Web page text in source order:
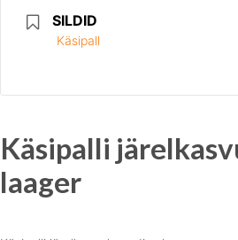
SILDID
Käsipall
Käsipalli
laager